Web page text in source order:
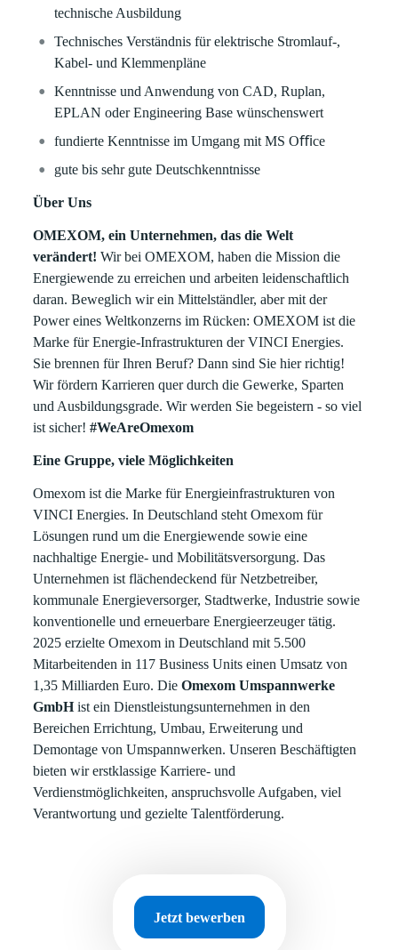
technische Ausbildung
Technisches Verständnis für elektrische Stromlauf-,
Kabel- und Klemmenpläne
Kenntnisse und Anwendung von CAD, Ruplan,
EPLAN oder Engineering Base wünschenswert
fundierte Kenntnisse im Umgang mit MS Oﬃce
gute bis sehr gute Deutschkenntnisse
Über Uns
OMEXOM, ein Unternehmen, das die Welt
verändert! Wir bei OMEXOM, haben die Mission die
Energiewende zu erreichen und arbeiten leidenschaftlich
daran. Beweglich wir ein Mittelständler, aber mit der
Power eines Weltkonzerns im Rücken: OMEXOM ist die
Marke für Energie-Infrastrukturen der VINCI Energies.
Sie brennen für Ihren Beruf? Dann sind Sie hier richtig!
Wir fördern Karrieren quer durch die Gewerke, Sparten
und Ausbildungsgrade. Wir werden Sie begeistern - so viel
ist sicher!#WeAreOmexom
Eine Gruppe, viele Möglichkeiten
Omexom ist die Marke für Energieinfrastrukturen von
VINCI Energies. In Deutschland steht Omexom für
Lösungen rund um die Energiewende sowie eine
nachhaltige Energie- und Mobilitätsversorgung. Das
Unternehmen ist flächendeckend für Netzbetreiber,
kommunale Energieversorger, Stadtwerke, Industrie sowie
konventionelle und erneuerbare Energieerzeuger tätig.
2025 erzielte Omexom in Deutschland mit 5.500
Mitarbeitenden in 117 Business Units einen Umsatz von
1,35 Milliarden Euro. DieOmexom Umspannwerke
GmbHist ein Dienstleistungsunternehmen in den
Bereichen Errichtung, Umbau, Erweiterung und
Demontage von Umspannwerken. Unseren Beschäftigten
bieten wir erstklassige Karriere- und
Verdienstmöglichkeiten, anspruchsvolle Aufgaben, viel
Verantwortung und gezielte Talentförderung.
Jetzt bewerben